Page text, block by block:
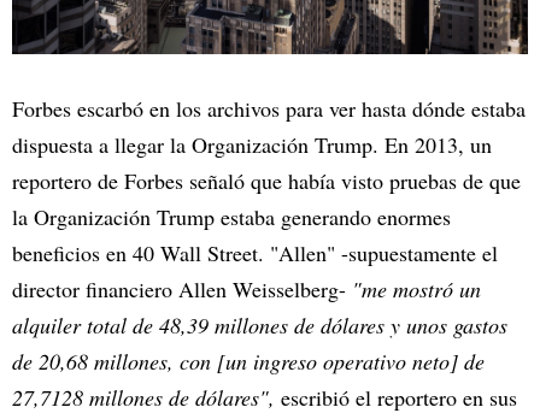
Forbes escarbó en los archivos para ver hasta dónde estaba
dispuesta a llegar la Organización Trump. En 2013, un
reportero de Forbes señaló que había visto pruebas de que
la Organización Trump estaba generando enormes
beneficios en 40 Wall Street. "Allen" -supuestamente el
director financiero Allen Weisselberg- "me mostró un
alquiler total de 48,39 millones de dólares y unos gastos
de 20,68 millones, con [un ingreso operativo neto] de
27,7128 millones de dólares", escribió el reportero en sus